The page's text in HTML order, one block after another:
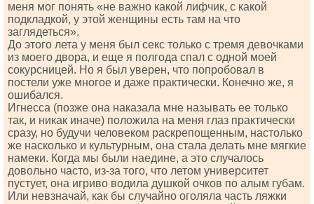
меня мог понять «не важно какой лифчик, с какой
подкладкой, у этой женщины есть там на что
заглядеться».
До этого лета у меня был секс только с тремя девочками
из моего двора, и еще я полгода спал с одной моей
сокурсницей. Но я был уверен, что попробовал в
постели уже многое и даже практически. Конечно же, я
ошибался.
Игнесса (позже она наказала мне называть ее только
так, и никак иначе) положила на меня глаз практически
сразу, но будучи человеком раскрепощенным, настолько
же насколько и культурным, она стала делать мне мягкие
намеки. Когда мы были наедине, а это случалось
довольно часто, из-за того, что летом университет
пустует, она игриво водила душкой очков по алым губам.
Или невзначай, как бы случайно оголяла часть ляжки